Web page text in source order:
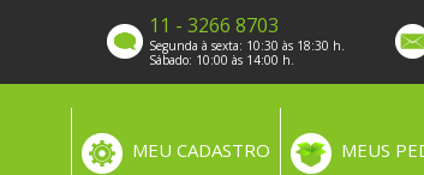
11 - 3266 8703
Segunda à sexta: 10:30 às 18:30 h.
Sábado: 10:00 às 14:00 h.
MEUS
MEU CADASTRO